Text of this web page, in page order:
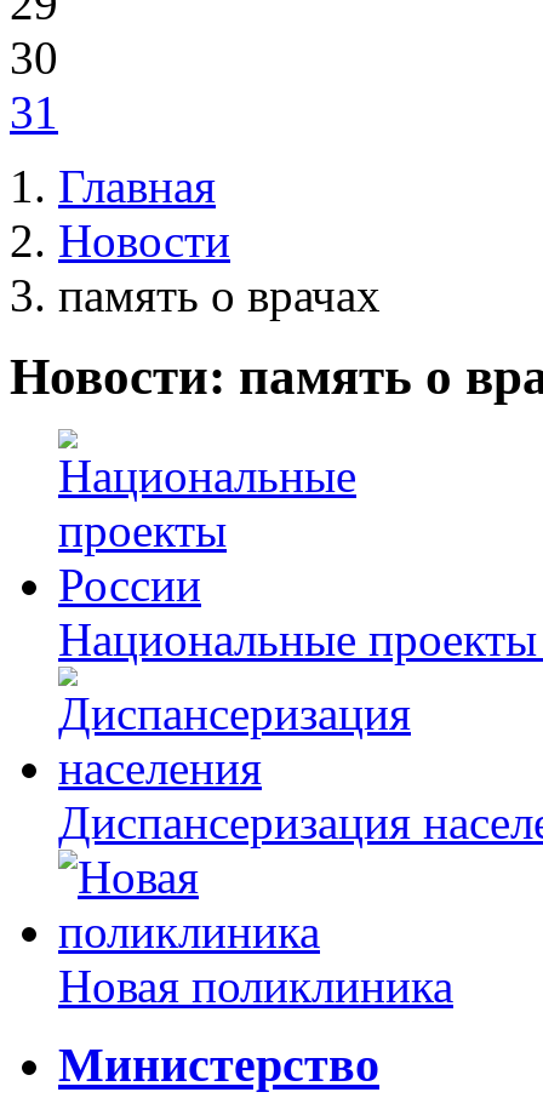
30
31
Главная
Новости
память о врачах
Новости: память о
Национальные
Диспансеризация
Новая поликлиника
Министерство